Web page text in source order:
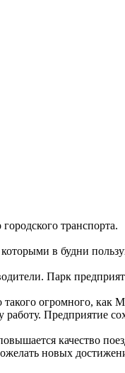
транспорта.
в будни
Парк
огромного, как
Предприятие
качество
новых